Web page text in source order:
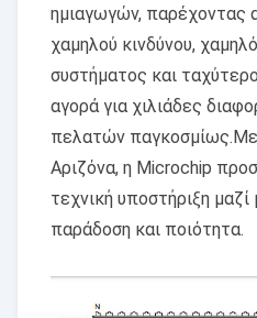
ημιαγωγών, παρέχοντας
χαμηλού κινδύνου,
συστήματος και
αγορά για χιλιάδες
πελατών παγκοσμίως.Με
Αριζόνα, η Microchip
τεχνική υποστήριξη μαζί
παράδοση και ποιότητα.